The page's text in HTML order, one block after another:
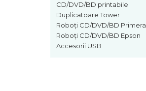
CD/DVD/BD printabile
Duplicatoare Tower
Roboți CD/DVD/BD Primera
Roboți CD/DVD/BD Epson
Accesorii USB